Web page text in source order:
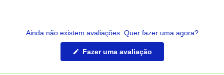
Ainda não existem avaliações. Quer fazer uma agora?
Fazer uma avaliação(Abre
numa
janela)